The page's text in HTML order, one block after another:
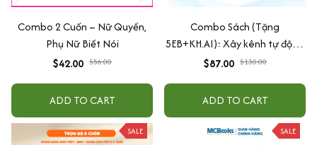
Combo 2 Cuốn – Nữ Quyền,
Phụ Nữ Biết Nói
$42.00 $56.00
ADD TO CART
Combo Sách (Tặng
5EB+KH.AI): Xây kênh tự động
AI Agent + AI siêu mạnh + 3
+ Xu hướng
$87.00 $130.00
ADD TO CART
SALE SALE